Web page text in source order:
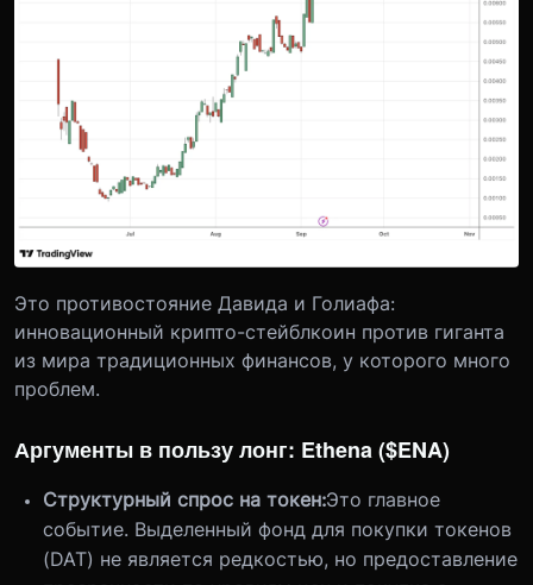
Это противостояние Давида и Голиафа:
инновационный крипто-стейблкоин против гиганта
из мира традиционных финансов, у которого много
проблем.
Аргументы в пользу лонг: Ethena ($ENA)
Структурный спрос на токен:Это главное
событие. Выделенный фонд для покупки токенов
(DAT) не является редкостью, но предоставление